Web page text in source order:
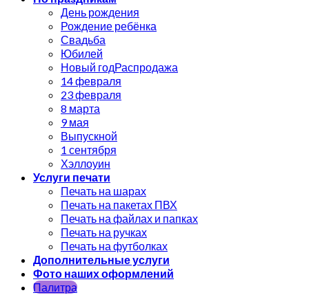
День рождения
Рождение ребёнка
Свадьба
Юбилей
Новый год
14 февраля
23 февраля
8 марта
9 мая
Выпускной
1 сентября
Хэллоуин
Услуги печати
Печать на шарах
Печать на пакетах ПВХ
Печать на файлах и папках
Печать на ручках
Печать на футболках
Дополнительные услуги
Фото наших оформлений
Палитра